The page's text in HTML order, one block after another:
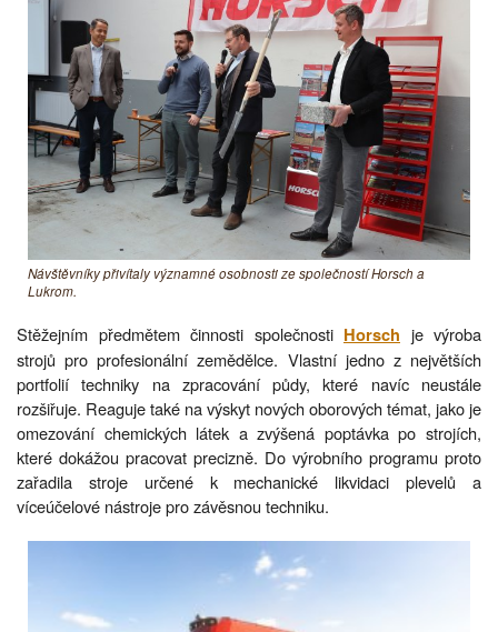
Návštěvníky přivítaly významné osobnosti ze společností Horsch a
Lukrom.
Stěžejním předmětem činnosti společnosti Horsch je výroba
strojů pro profesionální zemědělce. Vlastní jedno z největších
portfolií techniky na zpracování půdy, které navíc neustále
rozšiřuje. Reaguje také na výskyt nových oborových témat, jako je
omezování chemických látek a zvýšená poptávka po strojích,
které dokážou pracovat precizně. Do výrobního programu proto
zařadila stroje určené k mechanické likvidaci plevelů a
víceúčelové nástroje pro závěsnou techniku.